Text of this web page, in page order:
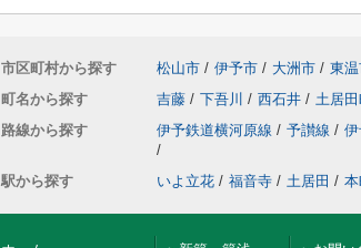
市区町村から探す 松山市 / 伊予市 / 大洲市 / 東
町名から探す
吉藤 / 下吾川 / 西石井 / 土居
路線から探す
伊予鉄道横河原線 / 予讃線 /
/
駅から探す
いよ立花 / 福音寺 / 土居田 / 本